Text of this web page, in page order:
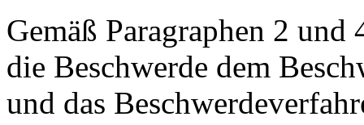
Gemäß Paragraphen 2
die Beschwerde dem
und das